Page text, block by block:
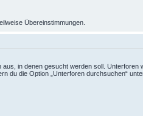
Übereinstimmungen.
in denen gesucht werden soll. Unterforen
du die Option „Unterforen durchsuchen“